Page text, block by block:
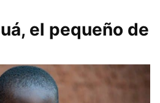
el pequeño de